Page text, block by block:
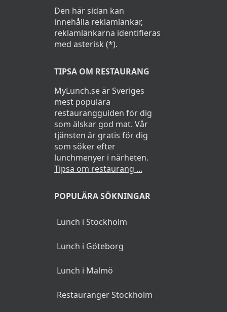
Den här sidan kan
innehålla reklamlänkar,
reklamlänkarna identifieras
med asterisk (*).
TIPSA OM RESTAURANG
MyLunch.se är Sveriges
mest populära
restaurangguiden för dig
som älskar god mat. Vår
tjänsten är gratis för dig
som söker efter
lunchmenyer i närheten.
Tipsa om restaurang ...
POPULÄRA SÖKNINGAR
Lunch i Stockholm
Lunch i Göteborg
Lunch i Malmö
Restauranger Stockholm